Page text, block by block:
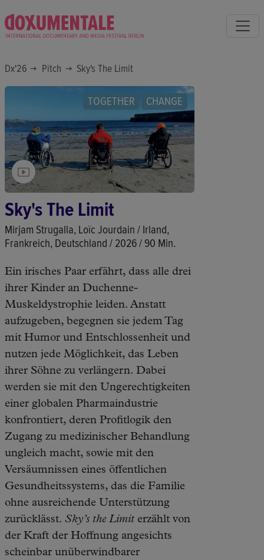
Dx'26 Pitch Sky's The Limit
TOGETHER CHANGE
Sky's The Limit
Mirjam Strugalla, Loïc Jourdain / Irland,
Frankreich, Deutschland / 2026 / 90 Min.
Ein irisches Paar erfährt, dass alle drei
ihrer Kinder an Duchenne-
Muskeldystrophie leiden. Anstatt
aufzugeben, begegnen sie jedem Tag
mit Humor und Entschlossenheit und
nutzen jede Möglichkeit, das Leben
ihrer Söhne zu verlängern. Dabei
werden sie mit den Ungerechtigkeiten
einer globalen Pharmaindustrie
konfrontiert, deren Profitlogik den
Zugang zu medizinischer Behandlung
ungleich macht, sowie mit den
Versäumnissen eines öffentlichen
Gesundheitssystems, das die Familie
ohne ausreichende Unterstützung
zurücklässt. Sky’s the Limit erzählt von
der Kraft der Hoffnung angesichts
scheinbar unüberwindbarer